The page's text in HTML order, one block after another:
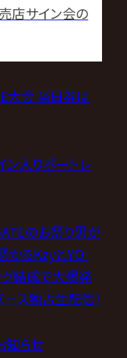
店サイン会の
大会 当日券は
ン入りポートレ
のお祭り男が
かるKzyとYO-
グ結成で大爆発
ス独占生配信！
知らせ